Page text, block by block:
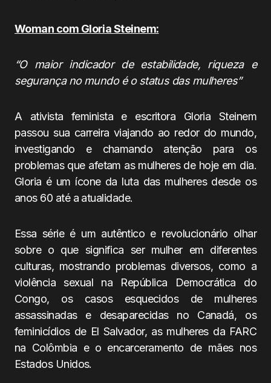
Woman com Gloria Steinem:
“O maior indicador de estabilidade, riqueza e
segurança no mundo é o status das mulheres”
A ativista feminista e escritora Gloria Steinem
passou sua carreira viajando ao redor do mundo,
investigando e chamando atenção para os
problemas que afetam as mulheres de hoje em dia.
Gloria é um ícone da luta das mulheres desde os
anos 60 até a atualidade.
Essa série é um autêntico e revolucionário olhar
sobre o que significa ser mulher em diferentes
culturas, mostrando problemas diversos, como a
violência sexual na República Democrática do
Congo, os casos esquecidos de mulheres
assassinadas e desaparecidas no Canadá, os
feminicídios de El Salvador, as mulheres da FARC
na Colômbia e o encarceramento de mães nos
Estados Unidos.